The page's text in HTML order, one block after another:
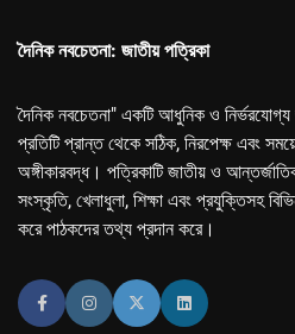
দৈনিক নবচেতনা: জাতীয় পত্রিকা
দৈনিক নবচেতনা" একটি আধুনিক ও নির্ভরযোগ্য
প্রতিটি প্রান্ত থেকে সঠিক, নিরপেক্ষ এবং
অঙ্গীকারবদ্ধ। পত্রিকাটি জাতীয় ও
সংস্কৃতি, খেলাধুলা, শিক্ষা এবং প্রযুক্তিসহ
করে পাঠকদের তথ্য প্রদান করে।